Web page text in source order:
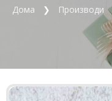
Дома Производи